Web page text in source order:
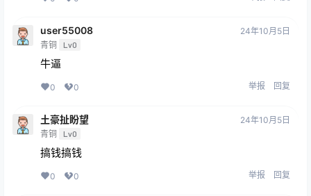
user55008
青铜 Lv0
24年10月5日
牛逼
0 0 举报 回复
土豪扯盼望
青铜 Lv0
24年10月5日
搞钱搞钱
0 0 举报 回复